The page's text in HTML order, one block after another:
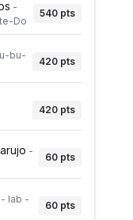
-
Do
540 pts
bu-
420 pts
420 pts
-
60 pts
- Iab -
60 pts